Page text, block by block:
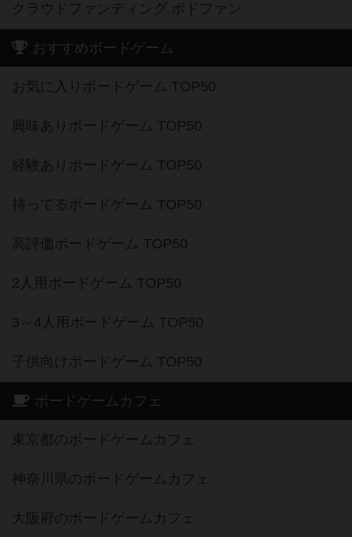
クラウドファンディング ボドファン
おすすめボードゲーム
お気に入りボードゲーム TOP50
興味ありボードゲーム TOP50
経験ありボードゲーム TOP50
持ってるボードゲーム TOP50
高評価ボードゲーム TOP50
2人用ボードゲーム TOP50
3～4人用ボードゲーム TOP50
子供向けボードゲーム TOP50
ボードゲームカフェ
東京都のボードゲームカフェ
神奈川県のボードゲームカフェ
大阪府のボードゲームカフェ